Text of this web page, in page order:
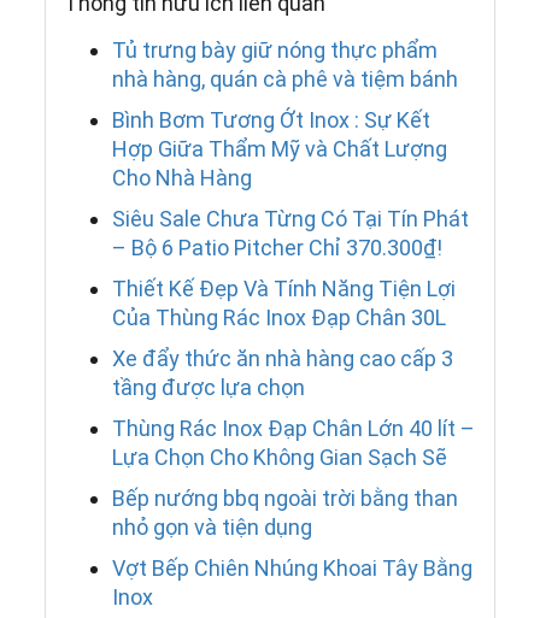
Tủ trưng bày giữ nóng thực phẩm
nhà hàng, quán cà phê và tiệm bánh
Bình Bơm Tương Ớt Inox : Sự Kết
Hợp Giữa Thẩm Mỹ và Chất Lượng
Cho Nhà Hàng
Siêu Sale Chưa Từng Có Tại Tín Phát
– Bộ 6 Patio Pitcher Chỉ 370.300₫!
Thiết Kế Đẹp Và Tính Năng Tiện Lợi
Của Thùng Rác Inox Đạp Chân 30L
Xe đẩy thức ăn nhà hàng cao cấp 3
tầng được lựa chọn
Thùng Rác Inox Đạp Chân Lớn 40 lít –
Lựa Chọn Cho Không Gian Sạch Sẽ
Bếp nướng bbq ngoài trời bằng than
nhỏ gọn và tiện dụng
Vợt Bếp Chiên Nhúng Khoai Tây Bằng
Inox